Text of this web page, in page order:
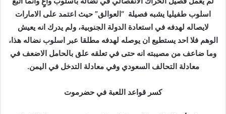
اسلوب طفيليا يشبه فصيلة “العوالق” حيث اعتمد على الامارات
لايصاله لهدفه في استعادة الدولة الجنوبية، ولم يدرك انه يعيش
الوهم فلا احد يستطيع ان يوصله لهدفه مطلقا عبر اسلوب نضاله هذا،
وما ضاعف من مصيبته انه حتى في تعلقه علق بالحامل الاضعف في
معادلة التحالف السعودي وفي معادلة التدخل في اليمن.
كسر قواعد اللعبة في حضرموت